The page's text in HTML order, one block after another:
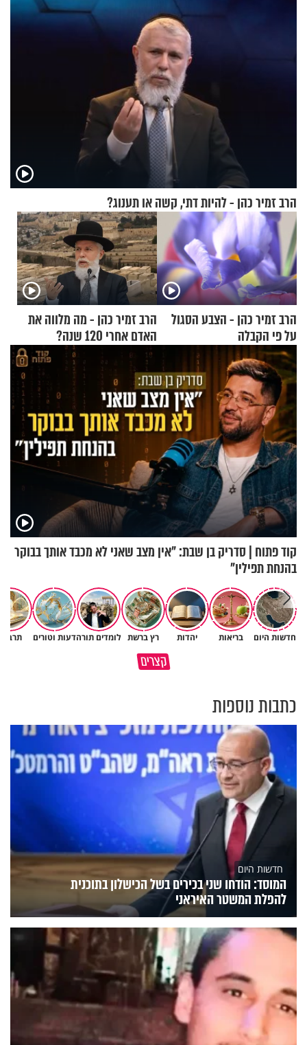
הרב זמיר כהן - להיות דתי, קשה או תענוג?
הרב זמיר כהן - הצבע הסגול
על פי הקבלה
הרב זמיר כהן - מה מלווה את
האדם אחרי 120 שנה?
קוד פתוח | סדריק בן שבת: "אין מצב שאני לא מכבד אותך בבוקר
בהנחת תפילין"
חדשות היום בריאות יהדות רץ ברשת לומדים תורהדעות וטורים
קצרים
תשתמש באהבה של השם לטובתך
פותחים פתח קטן - ומקבלים
כתבות נוספות
חדשות היום
המוסד: הודחו שני בכירים בשל הכישלון בתוכנית
להפלת המשטר האיראני